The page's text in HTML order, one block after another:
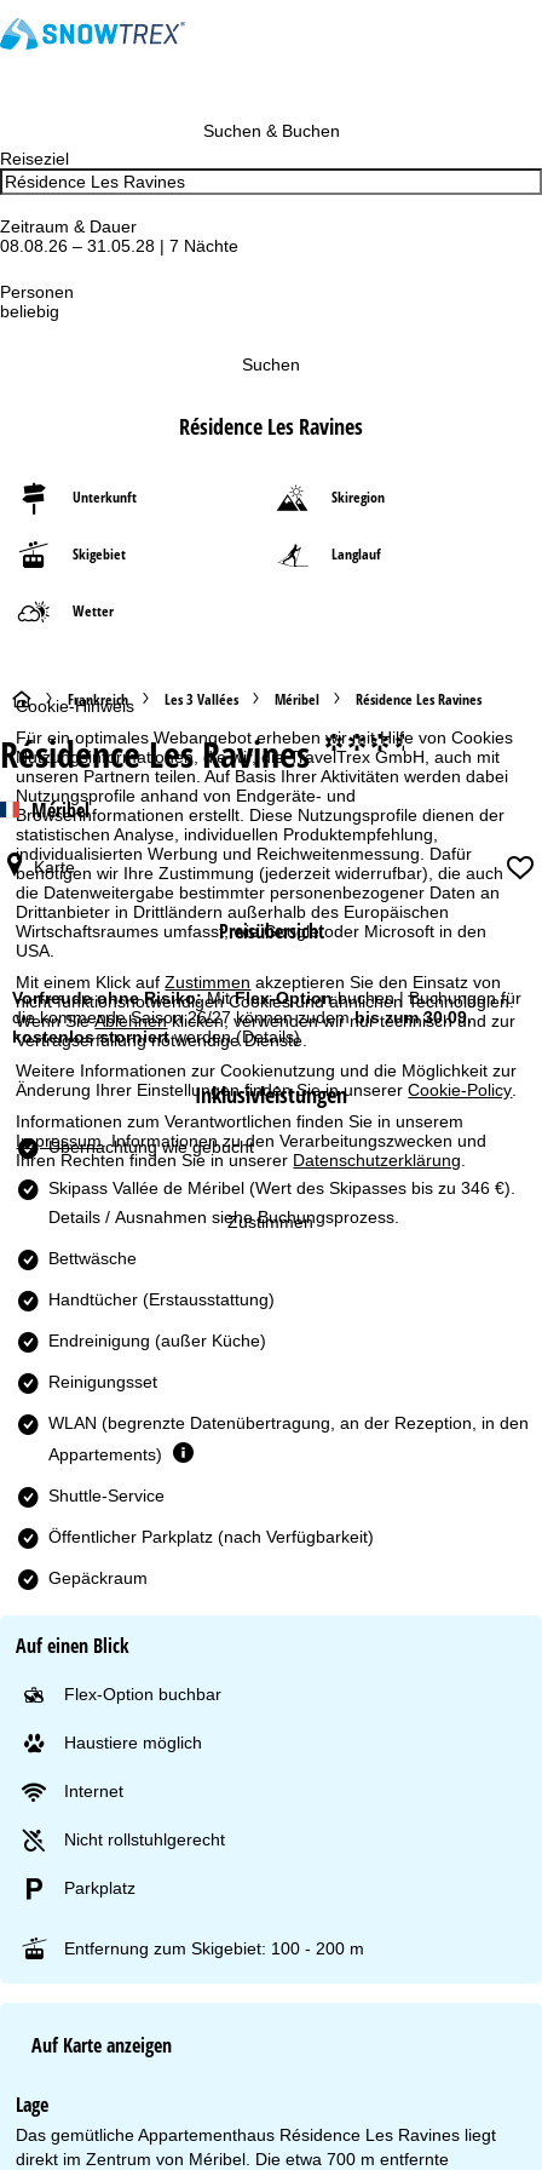
Cookie-Hinweis
Für ein optimales Webangebot erheben wir mit Hilfe von Cookies
Nutzungsinformationen, die wir, die TravelTrex GmbH, auch mit
unseren Partnern teilen. Auf Basis Ihrer Aktivitäten werden dabei
Nutzungsprofile anhand von Endgeräte- und
Browserinformationen erstellt. Diese Nutzungsprofile dienen der
statistischen Analyse, individuellen Produktempfehlung,
individualisierten Werbung und Reichweitenmessung. Dafür
benötigen wir Ihre Zustimmung (jederzeit widerrufbar), die auch
die Datenweitergabe bestimmter personenbezogener Daten an
Drittanbieter in Drittländern außerhalb des Europäischen
Wirtschaftsraumes umfasst, wie Google oder Microsoft in den
USA.
Mit einem Klick aufZustimmen akzeptieren Sie den Einsatz von
nicht funktionsnotwendigen Cookies und ähnlichen Technologien.
Wenn SieAblehnenklicken, verwenden wir nur technisch und zur
Vertragserfüllung notwendige Dienste.
Weitere Informationen zur Cookienutzung und die Möglichkeit zur
Änderung Ihrer Einstellungen finden Sie in unsererCookie-Policy
Informationen zum Verantwortlichen finden Sie in unserem
Impressum. Informationen zu den Verarbeitungszwecken und
Ihren Rechten finden Sie in unserer Datenschutzerklärung
Zustimmen
Suchen & Buchen
Reiseziel
Zeitraum & Dauer
08.08.26 – 31.05.28 | 7 Nächte
Personen
beliebig
Suchen
Résidence Les Ravines
Unterkunft Skiregion
Skigebiet Langlauf
Wetter
S
t
a
r
t
s
e
i
t
e
Frankreich Les 3 Vallées Méribel Résidence Les Ravines
Résidence Les Ravines °°°.
Méribel
Karte
Preisübersicht
Vorfreude ohne Risiko:MitFlex-Optionbuchen | Buchungen für
die kommende Saison 26/27 können zudembis zum 30.09.
kostenlos storniertwerden(Details)
Inklusivleistungen
Übernachtung wie gebucht
Skipass Vallée de Méribel (Wert des Skipasses bis zu 346 €).
Details / Ausnahmen siehe Buchungsprozess.
Bettwäsche
Handtücher (Erstausstattung)
Endreinigung (außer Küche)
Reinigungsset
WLAN (begrenzte Datenübertragung, an der Rezeption, in den
Appartements)
Shuttle-Service
Öffentlicher Parkplatz (nach Verfügbarkeit)
Gepäckraum
Auf einen Blick
Flex-Option buchbar
Haustiere möglich
Internet
Nicht rollstuhlgerecht
Parkplatz
Entfernung zum Skigebiet: 100 - 200 m
Auf Karte anzeigen
Lage
Das gemütliche Appartementhaus Résidence Les Ravines liegt
direkt im Zentrum von Méribel. Die etwa 700 m entfernte